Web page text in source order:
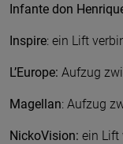
Infante don
Inspire: ein Lift
L’Europe: Aufzug
Magellan: Aufzug
NickoVision: ein Lift